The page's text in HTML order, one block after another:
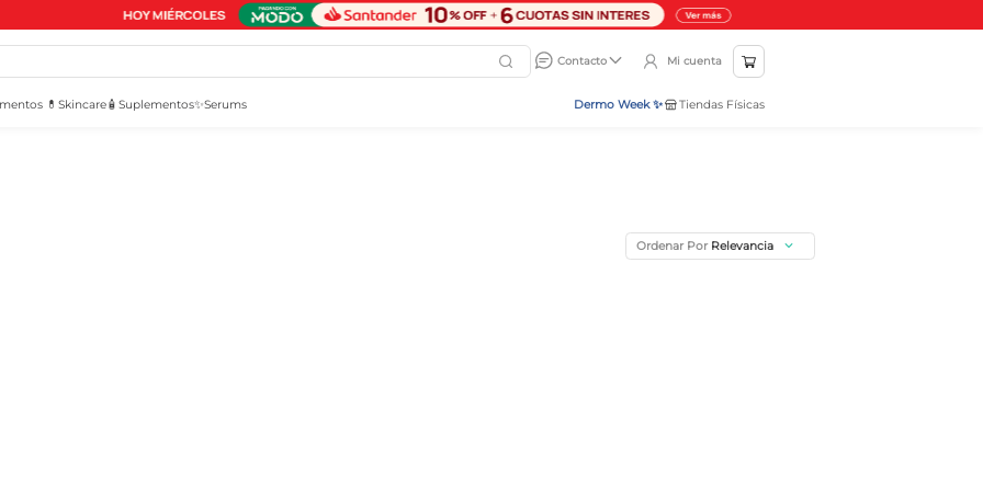
Contacto
Mi cuenta
💊 Skincare🧴 Suplementos✨Serums Dermo Week ✨ Tiendas Físicas
Ordenar Por Relevancia